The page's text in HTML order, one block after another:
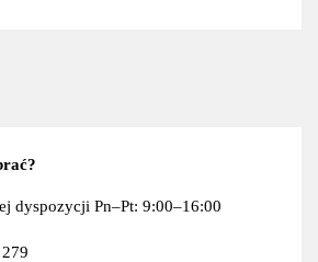
dyspozycji Pn–Pt: 9:00–16:00